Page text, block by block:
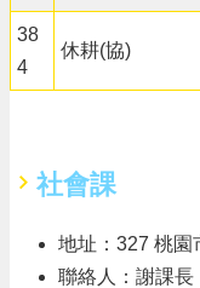
38
4
休耕(協)
社會課
地址：327 桃園
聯絡人：謝課長